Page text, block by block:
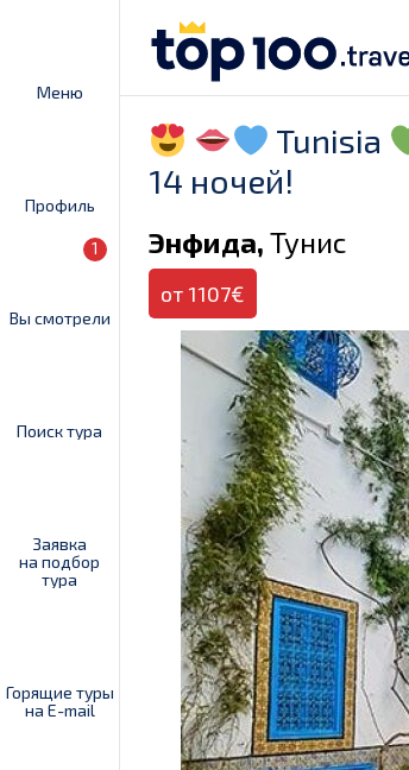
Меню
Профиль
Вы смотрели
1
Поиск тура
Заявка
на подбор
тура
Горящие туры
на E-mail
Tunisia
14 ночей!
Энфида, Тунис
от 1107€